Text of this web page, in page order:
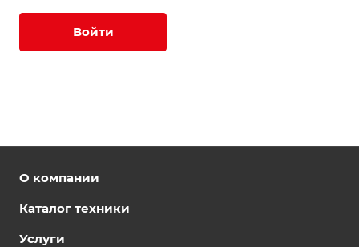
Войти
О компании
Каталог техники
Услуги